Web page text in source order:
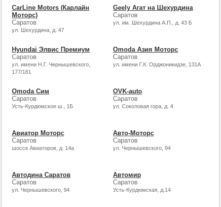
CarLine Motors (Карлайн
Моторс)
Саратов
ул. Шехурдина, д. 47
Geely Агат на Шехурдина
Саратов
ул. им. Шехурдина А.П., д. 43 Б
Hyundai Элвис Премиум
Саратов
ул. имени Н.Г. Чернышевского,
177/181
Omoda Азия Моторс
Саратов
ул. имени Г.К. Орджоникидзе, 131А
Omoda Сим
Саратов
Усть-Курдюмское ш., 1Б
OVK-auto
Саратов
ул. Соколовая гора, д. 4
Авиатор Моторс
Саратов
шоссе Авиаторов, д. 14а
Авто-Моторс
Саратов
ул. Чернышевского, 94
Автодина Саратов
Саратов
ул. Чернышевского, 94
Автомир
Саратов
Усть-Курдюмская, д.14